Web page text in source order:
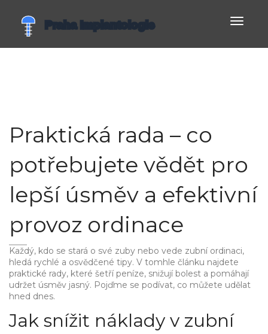
Praktická rada – co
potřebujete vědět pro
lepší úsměv a efektivní
provoz ordinace
Každý, kdo se stará o své zuby nebo vede zubní ordinaci,
hledá rychlé a osvědčené tipy. V tomhle článku najdete
praktické rady, které šetří peníze, snižují bolest a pomáhají
udržet úsměv jasný. Pojďme se podívat, co můžete udělat
hned dnes.
Jak snížit náklady v zubní